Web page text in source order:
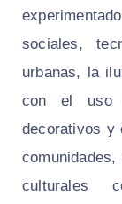
sociales,
urbanas, la
con el uso
decorativos y
culturales